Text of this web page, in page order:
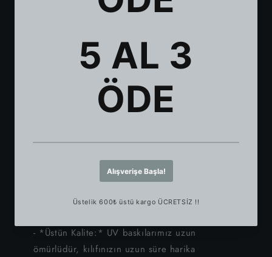
iPhone 7
günlük kullanım için mükemmel. 🛡✨
canlılığını korur. 🌞✨
- *Renk Tonu Farkı:* Dijital görsellerle normal
baskı arasında %5'lik bir renk tonu farkı olabilir.
- *Alkol Uyarısı:* Alkol ve benzeri sıvılardan
tutunma kuvvetini düşürebilir. 🚫🍷
*Neden Bizim Telefon Kılıfımızı
Seçmelisiniz?*
- *Benzersiz Tarz:* Kişiliğinizi benzersiz
- *Üstün Kalite:* UV baskılarımız uzun
ömürlüdür, kılıfınızın uzun süre harika